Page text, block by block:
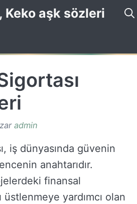
Keko aşk sözleri
admin
iş dünyasında güvenin
anahtarıdır.
finansal
üstlenmeye yardımcı olan